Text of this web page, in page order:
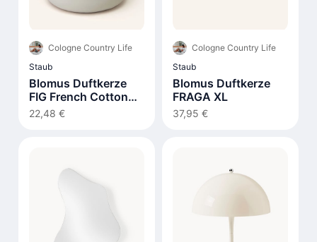
Cologne Country Life
Staub
Blomus Duftkerze
FIG French Cotton
290g
22,48 €
Cologne Country Life
Staub
Blomus Duftkerze
FRAGA XL
37,95 €